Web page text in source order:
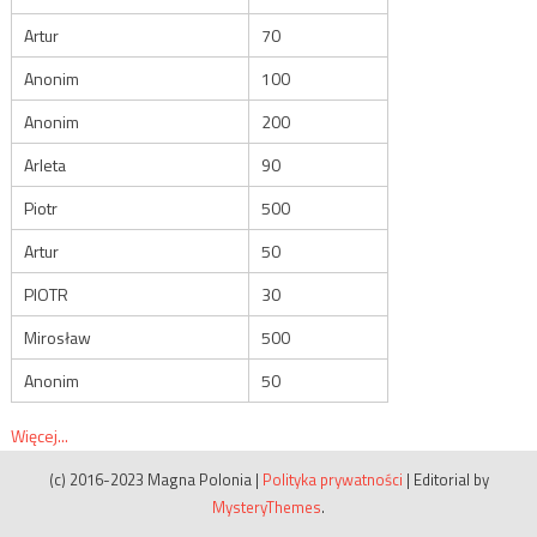
Artur
70
Anonim
100
Anonim
200
Arleta
90
Piotr
500
Artur
50
PIOTR
30
Mirosław
500
Anonim
50
Więcej...
(c) 2016-2023 Magna Polonia | Polityka prywatności | Editorial by
MysteryThemes.